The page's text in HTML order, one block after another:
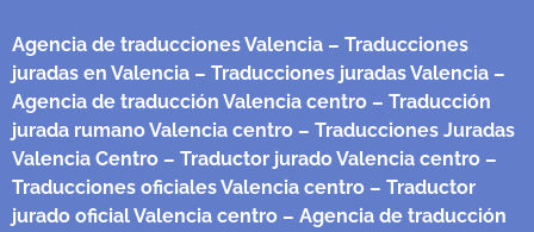
Agencia de traducciones Valencia – Traducciones
juradas en Valencia – Traducciones juradas Valencia –
Agencia de traducción Valencia centro – Traducción
jurada rumano Valencia centro – Traducciones Juradas
Valencia Centro – Traductor jurado Valencia centro –
Traducciones oficiales Valencia centro – Traductor
jurado oficial Valencia centro – Agencia de traducción